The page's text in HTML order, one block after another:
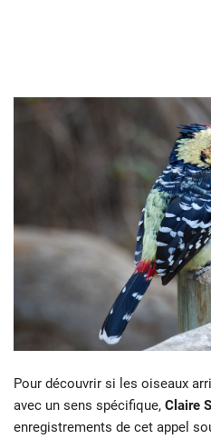
Pour découvrir si les oiseaux
avec un sens spécifique, Claire
enregistrements de cet appel